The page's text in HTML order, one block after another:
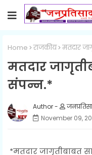
Home राजकीय मतदार
मतदार
संपन्न.*
November 09,
*मतदार जागृतीबाबत